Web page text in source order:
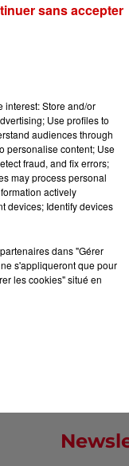
interest: Store and/or
Use profiles to
audiences through
personalise content; Use
fraud, and fix errors;
may process personal
actively
devices; Identify devices
dans "Gérer
s'appliqueront que pour
les cookies" situé en
sans accepter